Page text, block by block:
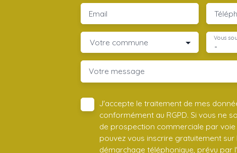
Email
Votre commune -
Vous
Votre message
J'accepte le traitement de mes
conformément au RGPD. Si vous ne
de prospection commerciale par voie
pouvez vous inscrire gratuitement
démarchage téléphonique, prévu par